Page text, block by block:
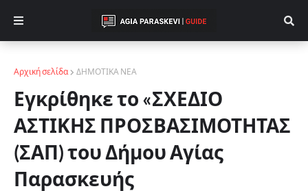
Αρχική σελίδα ΔΗΜΟΤΙΚΑ ΝΕΑ
Εγκρίθηκε το «ΣΧΕΔΙΟ
ΑΣΤΙΚΗΣ ΠΡΟΣΒΑΣΙΜΟΤΗΤΑΣ
(ΣΑΠ) του Δήμου Αγίας
Παρασκευής